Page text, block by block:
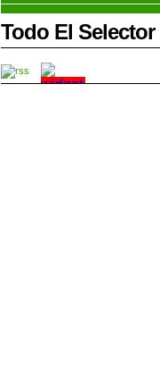
Todo El Selector